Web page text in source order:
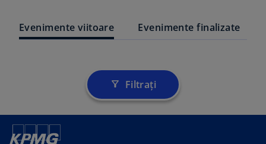
Evenimente viitoare Evenimente finalizate
filter_alt Filtrați